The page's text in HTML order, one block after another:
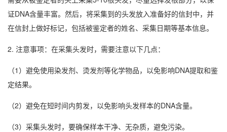
证DNA含量丰富。然后，将采集到的头发放入准备好的信封中，并
在信封上做好标记，包括被鉴定者的姓名、采集日期等基本信息。
2. 注意事项：在采集头发时，需要注意以下几点：
（1）避免使用染发剂、烫发剂等化学物品，以免影响DNA提取和鉴
定结果。
（2）避免在短时间内剪发，以免影响头发样本的DNA含量。
（3）采集头发时，要确保样本干净、无杂质，避免污染。